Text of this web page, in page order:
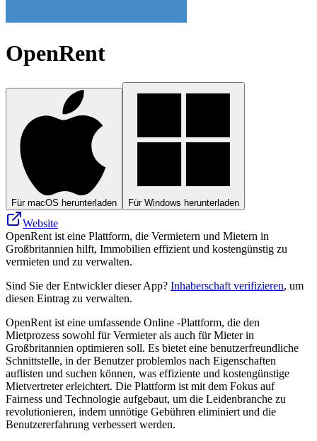
OpenRent
Für macOS herunterladen Für Windows herunterladen
Website
OpenRent ist eine Plattform, die Vermietern und Mietern in
Großbritannien hilft, Immobilien effizient und kostengünstig zu
vermieten und zu verwalten.
Sind Sie der Entwickler dieser App? Inhaberschaft verifizieren, um
diesen Eintrag zu verwalten.
OpenRent ist eine umfassende Online -Plattform, die den
Mietprozess sowohl für Vermieter als auch für Mieter in
Großbritannien optimieren soll. Es bietet eine benutzerfreundliche
Schnittstelle, in der Benutzer problemlos nach Eigenschaften
auflisten und suchen können, was effiziente und kostengünstige
Mietvertreter erleichtert. Die Plattform ist mit dem Fokus auf
Fairness und Technologie aufgebaut, um die Leidenbranche zu
revolutionieren, indem unnötige Gebühren eliminiert und die
Benutzererfahrung verbessert werden.